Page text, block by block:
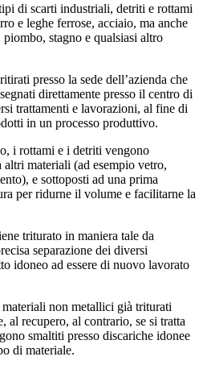
di scarti industriali, detriti e rottami
e leghe ferrose, acciaio, ma anche
stagno e qualsiasi altro
presso la sede dell’azienda che
direttamente presso il centro di
trattamenti e lavorazioni, al fine di
in un processo produttivo.
i rottami e i detriti vengono
materiali (ad esempio vetro,
e sottoposti ad una prima
per ridurne il volume e facilitarne la
triturato in maniera tale da
separazione dei diversi
idoneo ad essere di nuovo lavorato
non metallici già triturati
al recupero, al contrario, se si tratta
smaltiti presso discariche idonee
di materiale.